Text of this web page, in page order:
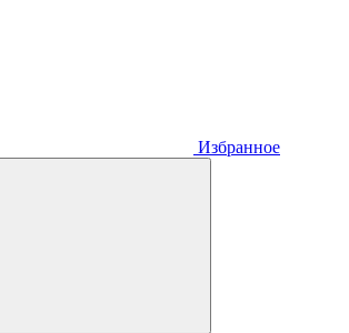
Избранное